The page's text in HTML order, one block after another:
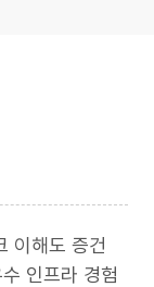
이해도 증건
인프라 경험